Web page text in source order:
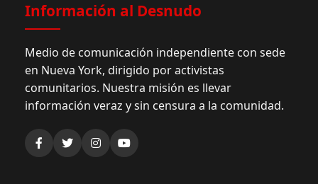
Información al Desnudo
Medio de comunicación independiente con sede
en Nueva York, dirigido por activistas
comunitarios. Nuestra misión es llevar
información veraz y sin censura a la comunidad.